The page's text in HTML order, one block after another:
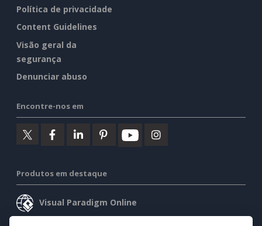
Política de privacidade
Content Guidelines
Visão geral da
segurança
Denunciar abuso
Encontre-nos em
Produtos em destaque
Visual Paradigm Online